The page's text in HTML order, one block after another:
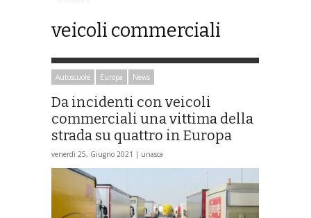
veicoli commerciali
Autoscuole Europa News
Da incidenti con veicoli
commerciali una vittima della
strada su quattro in Europa
venerdì 25, Giugno 2021 | unasca